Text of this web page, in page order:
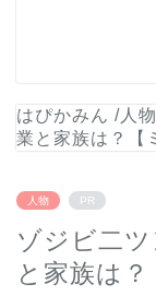
はぴかみん / 人物
業と家族は？【
人物 PR
ゾジビ二
と家族は